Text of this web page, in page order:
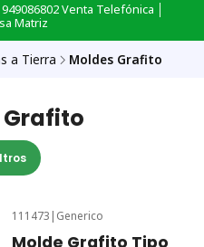
Venta Telefónica │
Matriz
a Tierra Moldes Grafito
Grafito
111473 | Generico
Molde Grafito Tipo